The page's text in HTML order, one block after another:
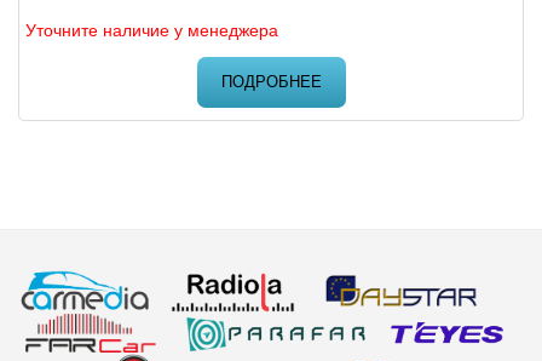
Уточните наличие у менеджера
ПОДРОБНЕЕ